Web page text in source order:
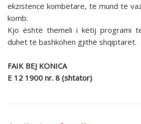
ekzistencë kombëtare, të mund të
komb.
Kjo është themeli i këtij programi
duhet të bashkohen gjithë shqiptarët.
FAIK BEJ KONICA
E 12 1900 nr. 8 (shtator)